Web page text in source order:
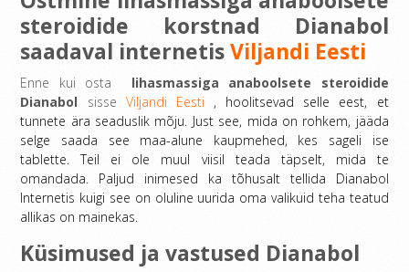
steroidide korstnad Dianabol
saadaval internetisViljandi Eesti
Enne kui osta lihasmassiga anaboolsete steroidide
Dianabol sisse Viljandi Eesti , hoolitsevad selle eest, et
tunnete ära seaduslik mõju. Just see, mida on rohkem, jääda
selge saada see maa-alune kaupmehed, kes sageli ise
tablette. Teil ei ole muul viisil teada täpselt, mida te
omandada. Paljud inimesed ka tõhusalt tellida Dianabol
Internetis kuigi see on oluline uurida oma valikuid teha teatud
allikas on mainekas.
Küsimused ja vastused Dianabol